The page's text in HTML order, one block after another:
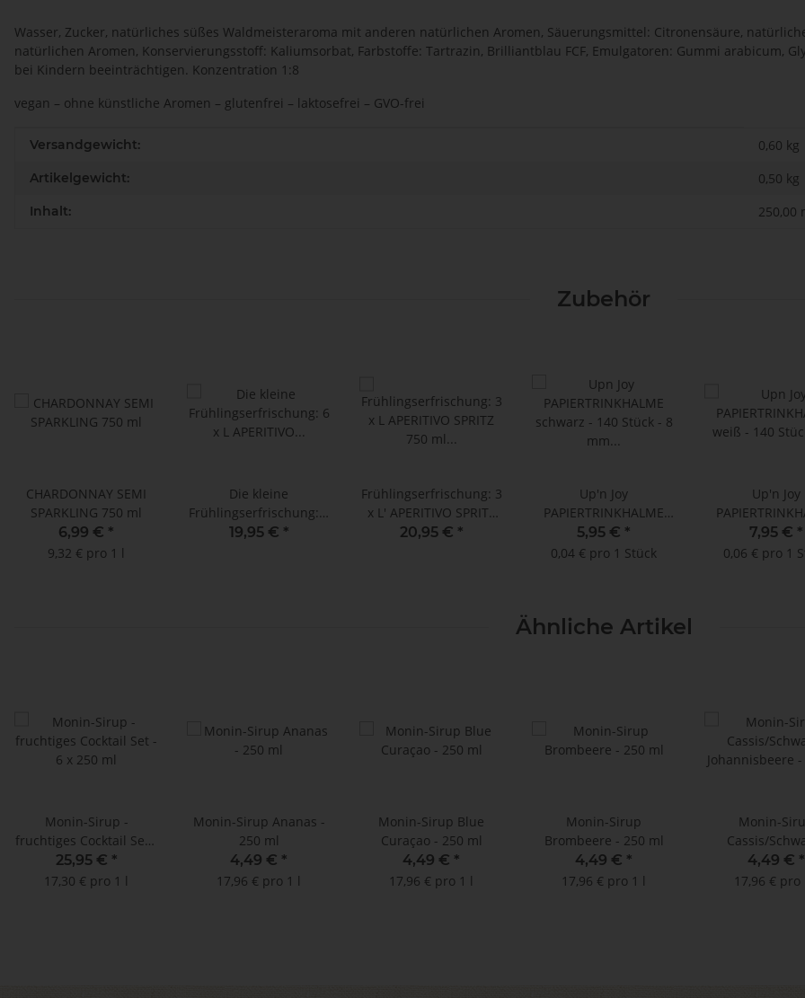
Wasser, Zucker, natürliches süßes Waldmeisteraroma mit anderen natürlichen Aromen, Säuerungsmittel: Citronensäure,
natürlichen Aromen, Konservierungsstoff: Kaliumsorbat, Farbstoffe: Tartrazin, Brilliantblau FCF, Emulgatoren: Gummi arabicum,
bei Kindern beeinträchtigen. Konzentration 1:8
vegan – ohne künstliche Aromen – glutenfrei – laktosefrei – GVO-frei
Produkteigenschaft
Wert
Versandgewicht: 0,60 kg
Artikelgewicht: 0,50 kg
Inhalt: 250,00
Zubehör
CHARDONNAY SEMI
SPARKLING 750 ml
6,99 € *
9,32 € pro 1 l
Die kleine
Frühlingserfrischung: 6
x L' APERITIVO SPRITZ
19,95 € *
Frühlingserfrischung: 3
x L' APERITIVO SPRITZ
750 ml + Up'n Joy
20,95 € *
Up'n Joy
PAPIERTRINKHALME
schwarz - 140 Stück - 8
mm x 145 mm
5,95 € *
0,04 € pro 1 Stück
Up'n Joy
weiß - 140 Stück
x 245 mm
7,95 € *
0,06 € pro 1
Ähnliche Artikel
Monin-Sirup -
fruchtiges Cocktail Set -
6 x 250 ml
25,95 € *
17,30 € pro 1 l
Monin-Sirup Ananas -
250 ml
4,49 € *
17,96 € pro 1 l
Monin-Sirup Blue
Curaçao - 250 ml
4,49 € *
17,96 € pro 1 l
Monin-Sirup
Brombeere - 250 ml
4,49 € *
17,96 € pro 1 l
Monin-
Cassis/
Johannisbeere -
4,49 € *
17,96 € pro